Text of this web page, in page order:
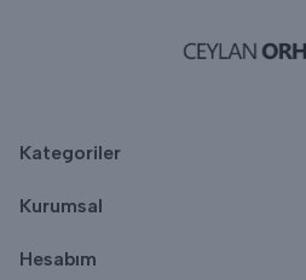
Kategoriler
Kurumsal
Hesabım